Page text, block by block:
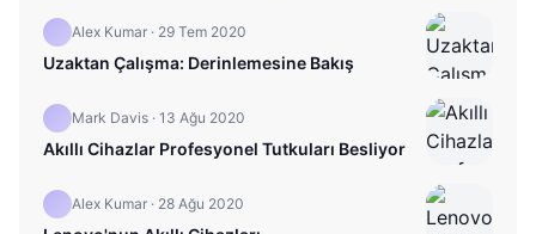
Alex Kumar · 29 Tem 2020
Uzaktan Çalışma: Derinlemesine Bakış
Mark Davis · 13 Ağu 2020
Akıllı Cihazlar Profesyonel Tutkuları Besliyor
Alex Kumar · 28 Ağu 2020